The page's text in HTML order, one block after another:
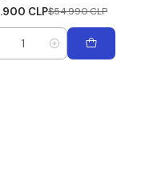
CLP$54.990 CLP